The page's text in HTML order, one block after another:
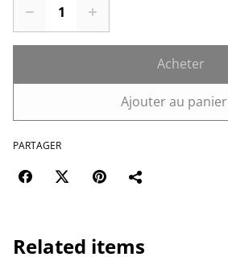
Acheter
Ajouter au panier
PARTAGER
Related items